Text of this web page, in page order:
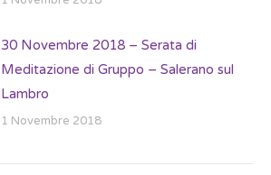
30 Novembre 2018 – Serata di
Meditazione di Gruppo – Salerano sul
Lambro
1 Novembre 2018